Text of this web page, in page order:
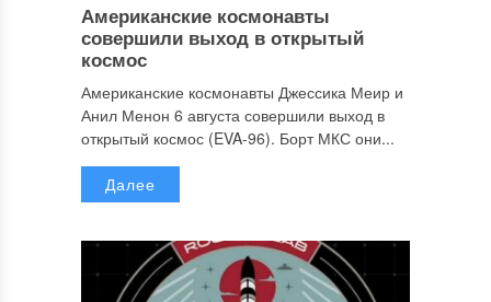
Американские космонавты
совершили выход в открытый
космос
Американские космонавты Джессика Меир и
Анил Менон 6 августа совершили выход в
открытый космос (EVA-96). Борт МКС они...
Далее